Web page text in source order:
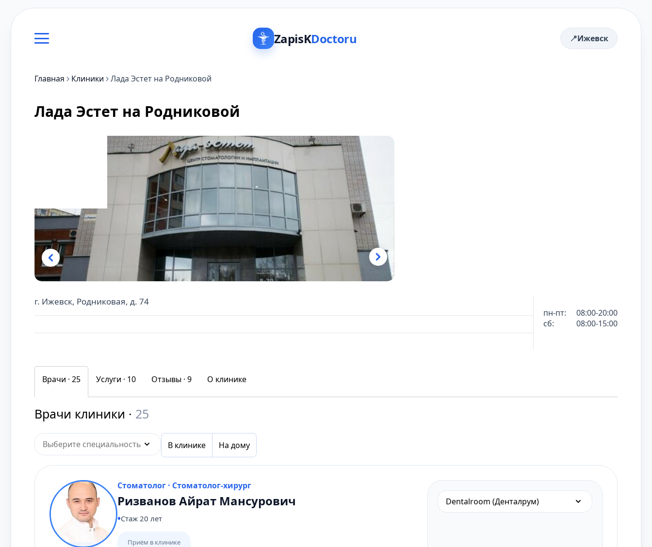
ZapisKDoctoru Ижевск
Главная Клиники Лада Эстет на Родниковой
Лада Эстет на Родниковой
г. Ижевск, Родниковая, д. 74
пн-пт:
08:00-20:00
сб:
08:00-15:00
Врачи · 25 Услуги · 10 Отзывы · 9 О клинике
Врачи клиники · 25
Выберите специальность В клинике На дому
Стоматолог · Стоматолог-хирург
Ризванов Айрат Мансурович
Стаж 20 лет
Приём в клинике
Dentalroom (Денталрум)